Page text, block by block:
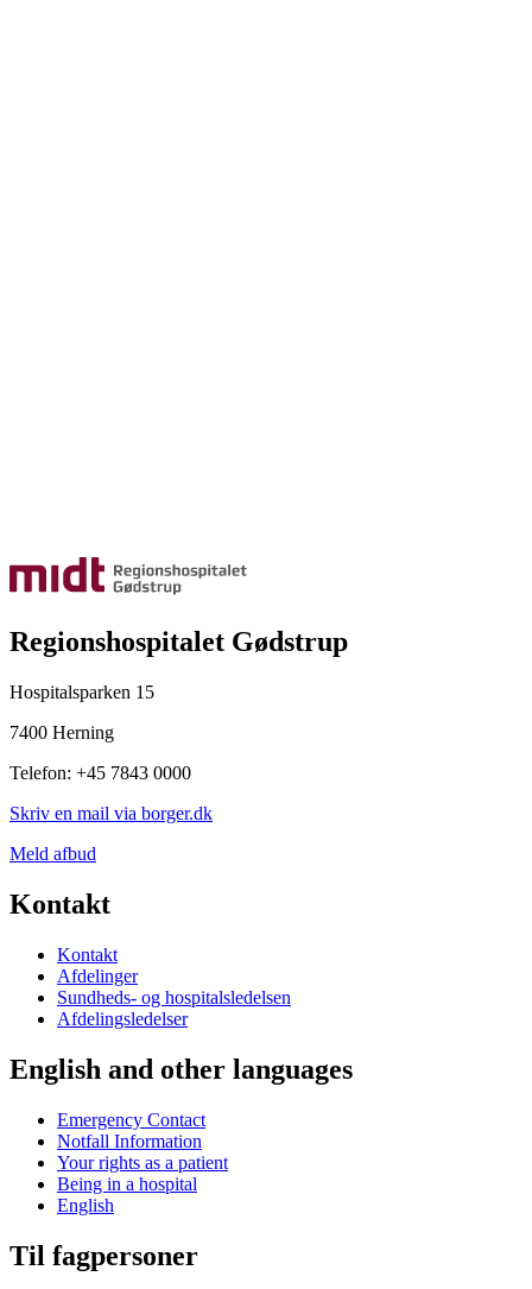
Regionshospitalet Gødstrup
Hospitalsparken 15
7400 Herning
Telefon: +45 7843 0000
Skriv en mail via borger.dk
Meld afbud
Kontakt
Kontakt
Afdelinger
Sundheds- og hospitalsledelsen
Afdelingsledelser
English and other languages
Emergency Contact
Notfall Information
Your rights as a patient
Being in a hospital
English
Til fagpersoner